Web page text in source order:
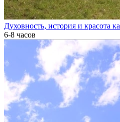
Духовность, история и красота
6-8 часов